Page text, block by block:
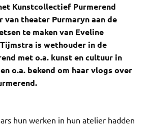
Kunstcollectief Purmerend
van theater Purmaryn aan de
te maken van Eveline
is wethouder in de
met o.a. kunst en cultuur in
o.a. bekend om haar vlogs over
hun werken in hun atelier hadden